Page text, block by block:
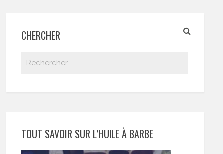
CHERCHER
TOUT SAVOIR SUR L’HUILE À BARBE